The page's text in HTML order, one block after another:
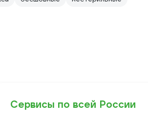
Сервисы по всей России